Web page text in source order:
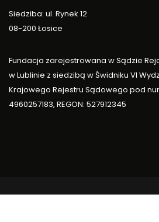
Siedziba: ul. Rynek 12
08-200 Łosice
Fundacja zarejestrowana w Sądzie
w Lublinie z siedzibą w Świdniku VI
Krajowego Rejestru Sądowego pod
4960257183, REGON: 527912345